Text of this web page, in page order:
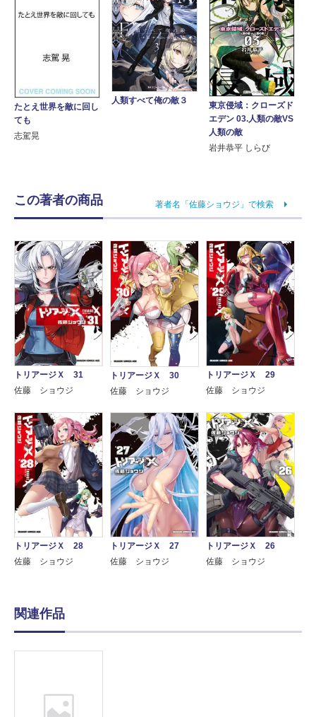
たとえ世界を敵に回し
ても
志駕晃
人類すべて俺の敵３
東京侵域：クローズド
エデン 03.人類の敵VS
人類の敵
岩井恭平 しらび
この著者の商品 著者名「佐藤ショウジ」で検索
トリアージＸ 31
佐藤 ショウジ
トリアージＸ 30
佐藤 ショウジ
トリアージＸ 29
佐藤 ショウジ
トリアージＸ 28
佐藤 ショウジ
トリアージＸ 27
佐藤 ショウジ
トリアージＸ 26
佐藤 ショウジ
関連作品